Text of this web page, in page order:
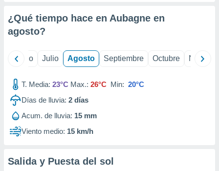
publicidad
de
¿Qué tiempo hace en Aubagne en
agosto?
Junio Julio Agosto Septiembre Octubre
T. Media: 23°C Max.: 26°C Min: 20°C
Días de lluvia: 2 días
Acum. de lluvia: 15 mm
Viento medio: 15 km/h
Salida y Puesta del sol